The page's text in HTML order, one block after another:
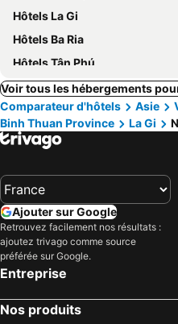
Hôtels La Gi
Hôtels Ba Ria
Hôtels Tân Phú
Voir tous les hébergements
Comparateur d'hôtels
Asie
Binh Thuan Province
La Gi
Ajouter sur Google
Retrouvez facilement nos résultats :
ajoutez trivago comme source
préférée sur Google.
Entreprise
Nos produits